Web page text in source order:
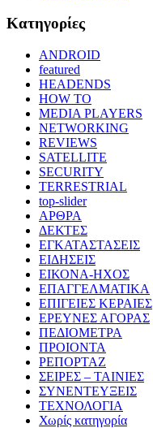
Kατηγορίες
ANDROID
featured
HEADENDS
HOW TO
MEDIA PLAYERS
NETWORKING
REVIEWS
SATELLITE
SECURITY
TERRESTRIAL
top-slider
ΑΡΘΡΑ
ΔΕΚΤΕΣ
ΕΓΚΑΤΑΣΤΑΣΕΙΣ
ΕΙΔΗΣΕΙΣ
ΕΙΚΟΝΑ-ΗΧΟΣ
ΕΠΑΓΓΕΛΜΑΤΙΚΑ
ΕΠΙΓΕΙΕΣ ΚΕΡΑΙΕΣ
ΕΡΕΥΝΕΣ ΑΓΟΡΑΣ
ΠΕΔΙΟΜΕΤΡΑ
ΠΡΟΙΟΝΤΑ
ΡΕΠΟΡΤΑΖ
ΣΕΙΡΕΣ – ΤΑΙΝΙΕΣ
ΣΥΝΕΝΤΕΥΞΕΙΣ
ΤΕΧΝΟΛΟΓΙΑ
Χωρίς κατηγορία